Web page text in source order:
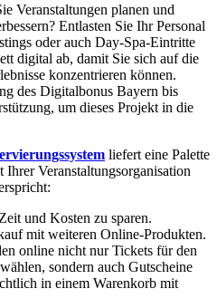
Veranstaltungen planen und
Entlasten Sie Ihr Personal
oder auch Day-Spa-Eintritte
digital ab, damit Sie sich auf die
konzentrieren können.
des Digitalbonus Bayern bis
um dieses Projekt in die
liefert eine Palette
Veranstaltungsorganisation
und Kosten zu sparen.
mit weiteren Online-Produkten.
online nicht nur Tickets für den
sondern auch Gutscheine
in einem Warenkorb mit